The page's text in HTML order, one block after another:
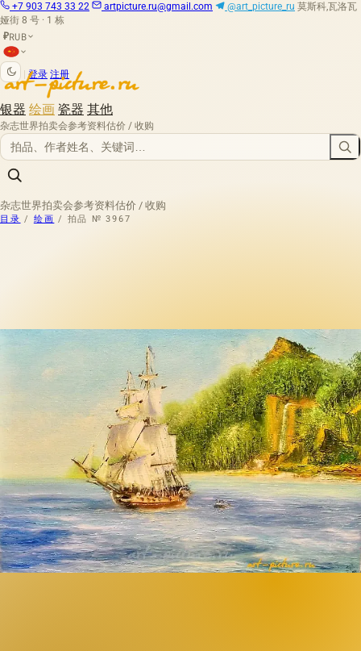
+7 903 743 33 22 artpicture.ru@gmail.com @art_picture_ru 莫斯科,瓦洛瓦
娅街 8 号 · 1 栋
₽RUB
登录 注册
银器 绘画 瓷器 其他
杂志世界拍卖会参考资料估价 / 收购
杂志世界拍卖会参考资料估价 / 收购
目录 / 绘画 / 拍品 № 3967